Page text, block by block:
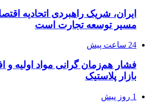
ایران، شریک راهبردی اتحادیه
مسیر توسعه تجارت است
24 ساعت پیش
فشار هم‌زمان گرانی مواد اولیه و
بازار پلاستیک
1 روز پیش